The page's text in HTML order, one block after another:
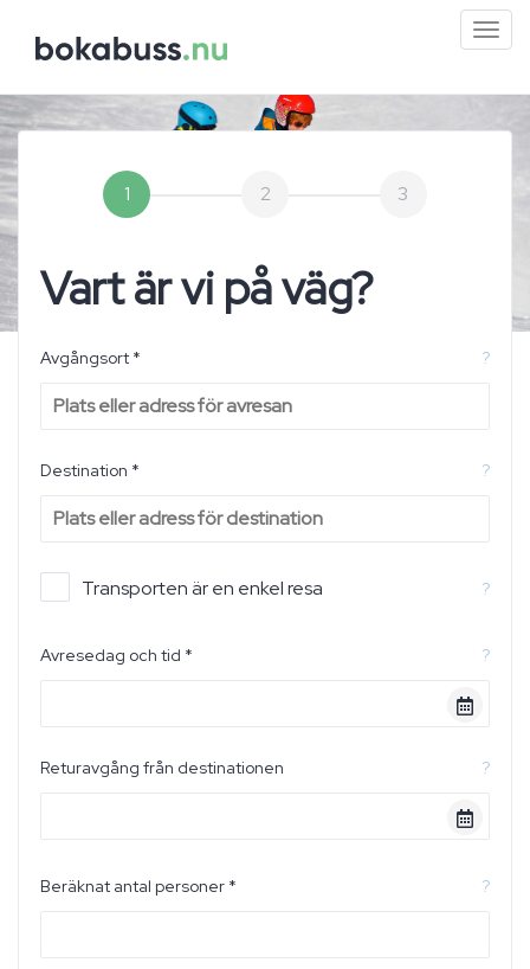
1 2 3
Vart är vi på väg?
Avgångsort * ?
Destination * ?
Transporten är en enkel resa ?
Avresedag och tid * ?
Returavgång från destinationen ?
Beräknat antal personer * ?